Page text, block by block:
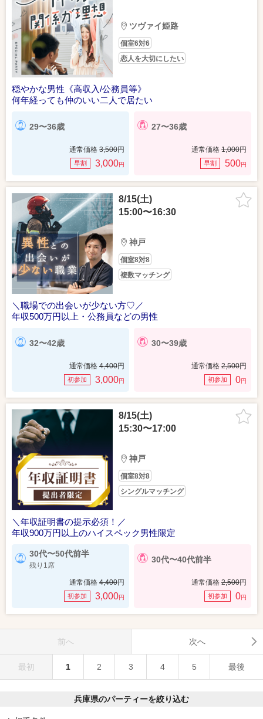
ツヴァイ姫路
個室6対6
恋人を大切にしたい
穏やかな男性《高収入/公務員等》
何年経っても仲のいい二人で居たい
29〜36歳
通常価格 3,500円
早割 3,000円
27〜36歳
通常価格 1,000円
早割 500円
8/15(土)
15:00〜16:30
神戸
個室8対8
複数マッチング
＼職場での出会いが少ない方♡／
年収500万円以上・公務員などの男性
32〜42歳
通常価格 4,400円
初参加 3,000円
30〜39歳
通常価格 2,500円
初参加 0円
8/15(土)
15:30〜17:00
神戸
個室8対8
シングルマッチング
＼年収証明書の提示必須！／
年収900万円以上のハイスペック男性限定
30代〜50代前半
残り1席
通常価格 4,400円
初参加 3,000円
30代〜40代前半
通常価格 2,500円
初参加 0円
前へ 次へ
最初 1 2 3 4 5 最後
兵庫県のパーティーを絞り込む